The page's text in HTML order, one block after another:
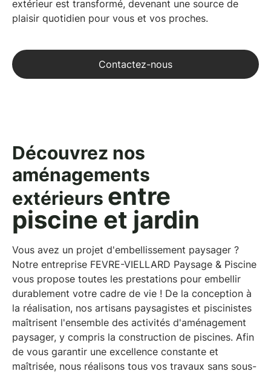
extérieur est transformé, devenant une source de
plaisir quotidien pour vous et vos proches.
Contactez-nous
Découvrez nos
aménagements
extérieurs entre
piscine et jardin
Vous avez un projet d'embellissement paysager ?
Notre entreprise FEVRE-VIELLARD Paysage & Piscine
vous propose toutes les prestations pour embellir
durablement votre cadre de vie ! De la conception à
la réalisation, nos artisans paysagistes et piscinistes
maîtrisent l'ensemble des activités d'aménagement
paysager, y compris la construction de piscines. Afin
de vous garantir une excellence constante et
maîtrisée, nous réalisons tous vos travaux sans sous-